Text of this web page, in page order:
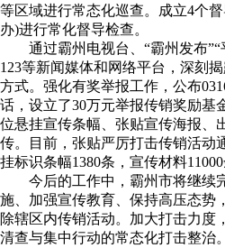
等区域进行常态化巡查。成立4个督
办)进行常化督导检查。
通过霸州电视台、“霸州发布
123等新闻媒体和网络平台，深刻
方式。强化有奖举报工作，公布
话，设立了30万元举报传销奖励基
位悬挂宣传条幅、张贴宣传海报、
传。目前，张贴严厉打击传销活动
挂标识条幅1380条，宣传材料
今后的工作中，霸州市将继续
施、加强宣传教育、保持高压态势
除辖区内传销活动。加大打击力度
清查与集中行动的常态化打击整治